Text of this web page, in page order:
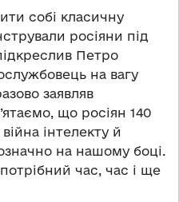
собі класичну
росіяни під
Петро
на вагу
заявляв
що росіян 140
інтелекту й
на нашому боці.
час, час і ще